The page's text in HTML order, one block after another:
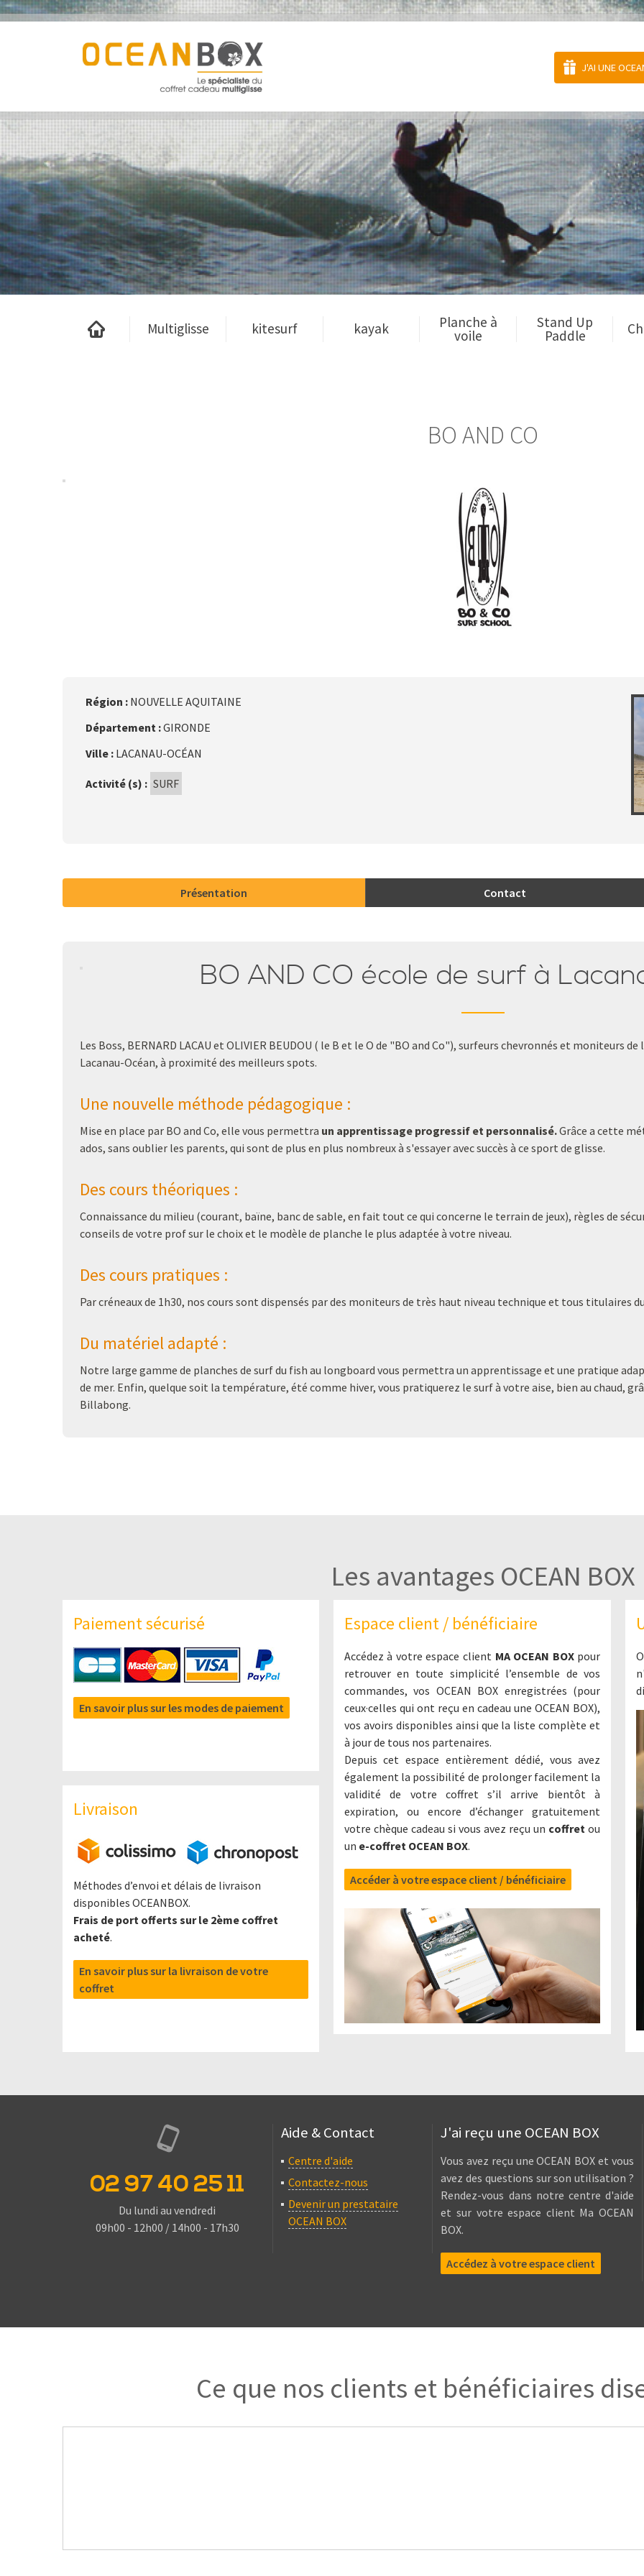
J'AI UNE
Multiglisse kitesurf kayak Planche à
voile
Stand Up
Paddle
BO AND CO
Région : NOUVELLE AQUITAINE
Département :GIRONDE
Ville : LACANAU-OCÉAN
Activité (s) : SURF
Présentation Contact
BO AND CO école de surf à
Les Boss, BERNARD LACAU et OLIVIER BEUDOU ( le B et le O de "BO and Co"), surfeurs chevronnés et moniteurs
Lacanau-Océan, à proximité des meilleurs spots.
Une nouvelle méthode pédagogique :
Mise en place par BO and Co, elle vous permettra un apprentissage progressif et personnalisé.Grâce a cette
ados, sans oublier les parents, qui sont de plus en plus nombreux à s'essayer avec succès à ce sport de glisse.
Des cours théoriques :
Connaissance du milieu (courant, baïne, banc de sable, en fait tout ce qui concerne le terrain de jeux), règles de
conseils de votre prof sur le choix et le modèle de planche le plus adaptée à votre niveau.
Des cours pratiques :
Par créneaux de 1h30, nos cours sont dispensés par des moniteurs de très haut niveau technique et tous titulaires
Du matériel adapté :
Notre large gamme de planches de surf du fish au longboard vous permettra un apprentissage et une pratique
de mer. Enfin, quelque soit la température, été comme hiver, vous pratiquerez le surf à votre aise, bien au chaud,
Billabong.
Les avantages OCEAN BOX
Paiement sécurisé
En savoir plus sur les modes de paiement
Livraison
Méthodes d’envoi et délais de livraison
disponibles OCEANBOX.
Frais de port offerts sur le 2ème coffret
acheté.
En savoir plus sur la livraison de votre
coffret
Espace client / bénéficiaire
Accédez à votre espace client MA OCEAN BOXpour
retrouver en toute simplicité l’ensemble de vos
commandes, vos OCEAN BOX enregistrées (pour
ceux·celles qui ont reçu en cadeau une OCEAN BOX),
vos avoirs disponibles ainsi que la liste complète et
à jour de tous nos partenaires.
Depuis cet espace entièrement dédié, vous avez
également la possibilité de prolonger facilement la
validité de votre coffret s’il arrive bientôt à
expiration, ou encore d’échanger gratuitement
votre chèque cadeau si vous avez reçu un coffret ou
un e-coffret OCEAN BOX.
Accéder à votre espace client / bénéficiaire
02 97 40 25 11
Du lundi au vendredi
09h00 - 12h00 / 14h00 - 17h30
Aide & Contact
Centre d'aide
Contactez-nous
Devenir un prestataire
OCEAN BOX
J'ai reçu une OCEAN BOX
Vous avez reçu une OCEAN BOX et vous
avez des questions sur son utilisation ?
Rendez-vous dans notre centre d'aide
et sur votre espace client Ma OCEAN
BOX.
Accédez à votre espace client
Ce que nos clients et bénéficiaires